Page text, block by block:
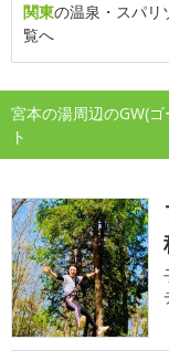
関東の温泉・スパリ
覧へ
宮本の湯周辺のGW(
ト